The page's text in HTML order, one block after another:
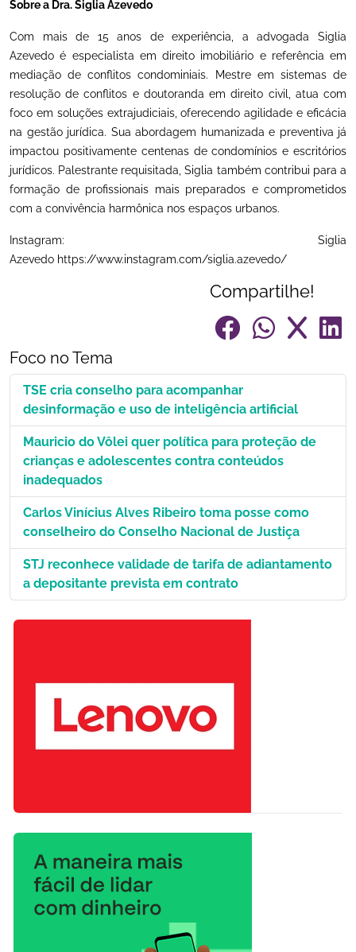
Sobre a Dra. Siglia Azevedo
Com mais de 15 anos de experiência, a advogada Siglia
Azevedo é especialista em direito imobiliário e referência em
mediação de conflitos condominiais. Mestre em sistemas de
resolução de conflitos e doutoranda em direito civil, atua com
foco em soluções extrajudiciais, oferecendo agilidade e eficácia
na gestão jurídica. Sua abordagem humanizada e preventiva já
impactou positivamente centenas de condomínios e escritórios
jurídicos. Palestrante requisitada, Siglia também contribui para a
formação de profissionais mais preparados e comprometidos
com a convivência harmônica nos espaços urbanos.
Instagram: Siglia
Azevedo https://www.instagram.com/siglia.azevedo/
Compartilhe!
Foco no Tema
TSE cria conselho para acompanhar
desinformação e uso de inteligência artificial
Mauricio do Vôlei quer política para proteção de
crianças e adolescentes contra conteúdos
inadequados
Carlos Vinícius Alves Ribeiro toma posse como
conselheiro do Conselho Nacional de Justiça
STJ reconhece validade de tarifa de adiantamento
a depositante prevista em contrato